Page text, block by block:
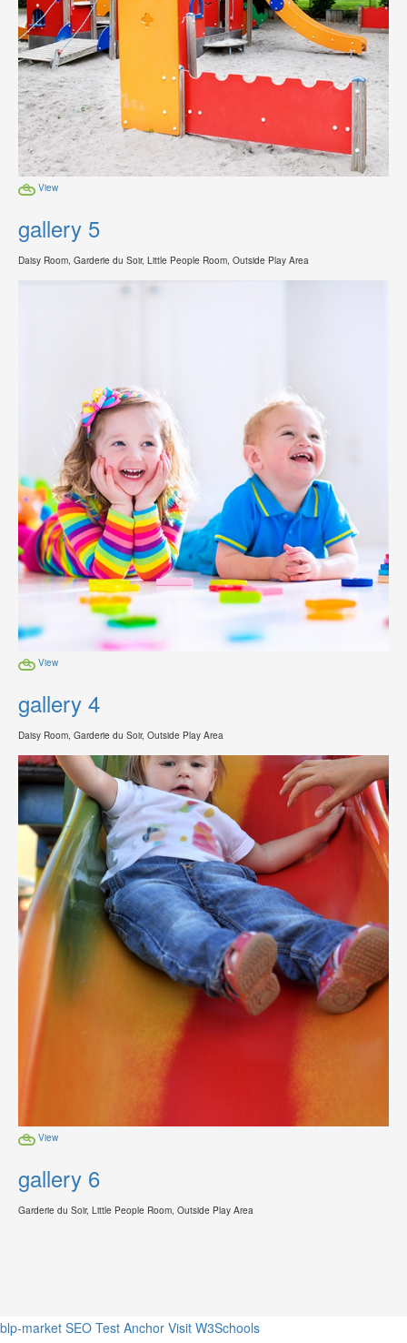
View
gallery 5
Daisy Room, Garderie du Soir, Little People Room, Outside Play Area
View
gallery 4
Daisy Room, Garderie du Soir, Outside Play Area
View
gallery 6
Garderie du Soir, Little People Room, Outside Play Area
blp-market SEO Test Anchor Visit W3Schools